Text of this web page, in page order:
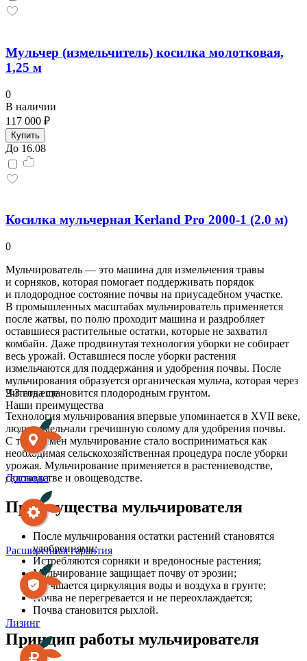
Мульчер (измельчитель) косилка молотковая,
1,25 м
0
В наличии
117 000 ₽
Купить
До 16.08
Косилка мульчерная Kerland Pro 2000-1 (2.0 м)
0
Мульчирователь — это машина для измельчения травы
и сорняков, которая помогает поддерживать порядок
и плодородное состояние почвы на приусадебном участке.
В промышленных масштабах мульчирователь применяется
после жатвы, по полю проходит машина и раздробляет
оставшиеся растительные остатки, которые не захватил
комбайн. Даже продвинутая технология уборки не собирает
весь урожай. Оставшиеся после уборки растения
измельчаются для поддержания и удобрения почвы. После
мульчирования образуется органическая мульча, которая через
2-3 года становится плодородным грунтом.
Технология мульчирования впервые упоминается в XVII веке,
люди измельчали гречишную солому для удобрения почвы.
С тех времён мульчирование стало восприниматься как
необходимая сельскохозяйственная процедура после уборки
урожая. Мульчирование применяется в растениеводстве,
садоводстве и овощеводстве.
Преимущества мульчирователя
После мульчирования остатки растений становятся
удобрениями;
Истребляются сорняки и вредоносные растения;
Мульчирование защищает почву от эрозии;
Улучшается циркуляция воды и воздуха в грунте;
Почва не перегревается и не переохлаждается;
Почва становится рыхлой.
Принцип работы мульчирователя
Читать еще
Наши преимущества
Доставка
Расширенная гарантия
Лизинг